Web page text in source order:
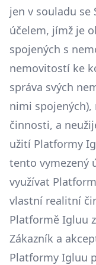
jen v souladu se
účelem, jímž je
spojených s
nemovitostí ke
správa svých
nimi
činnosti, a
užití Platformy
tento vymezený
využívat
vlastní realitní
Platformě Igluu
Zákazník a
Platformy Igluu